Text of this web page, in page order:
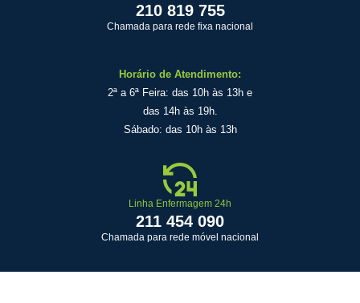
210 819 755
Chamada para rede fixa nacional
Horário de Atendimento:
2ª a 6ª Feira: das 10h às 13h e
das 14h às 19h.
Sábado: das 10h às 13h
Linha Enfermagem 24h
211 454 090
Chamada para rede móvel nacional